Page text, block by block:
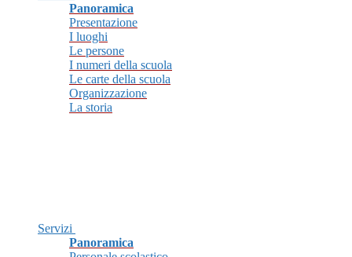
Panoramica
Presentazione
I luoghi
Le persone
I numeri della scuola
Le carte della scuola
Organizzazione
La storia
Servizi
Panoramica